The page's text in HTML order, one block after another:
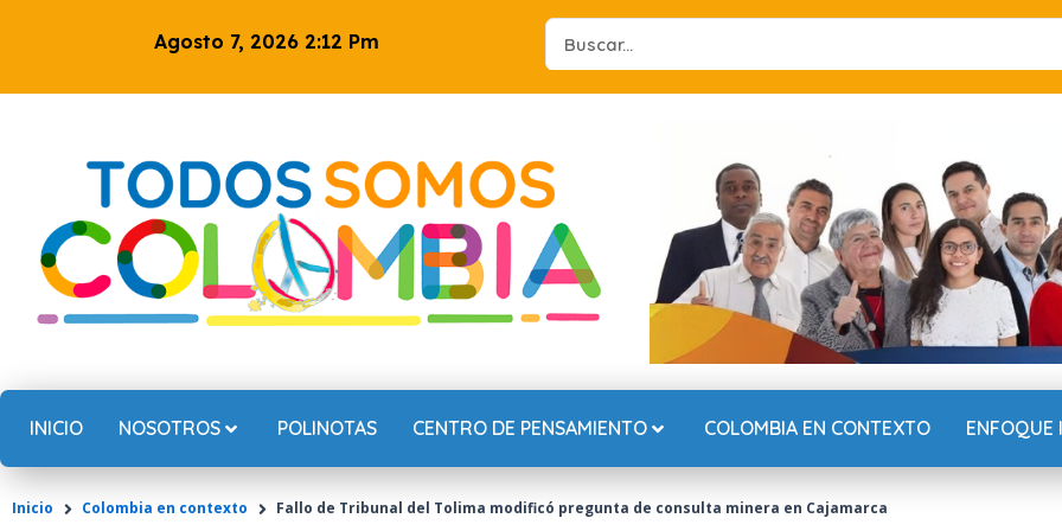
Agosto 7, 2026 2:12 Pm
Search
...
INICIO NOSOTROS POLINOTAS CENTRO DE PENSAMIENTO COLOMBIA EN CONTEXTO ENFOQUE
Inicio Colombia en contexto Fallo de Tribunal del Tolima modificó pregunta de consulta minera en Cajamarca